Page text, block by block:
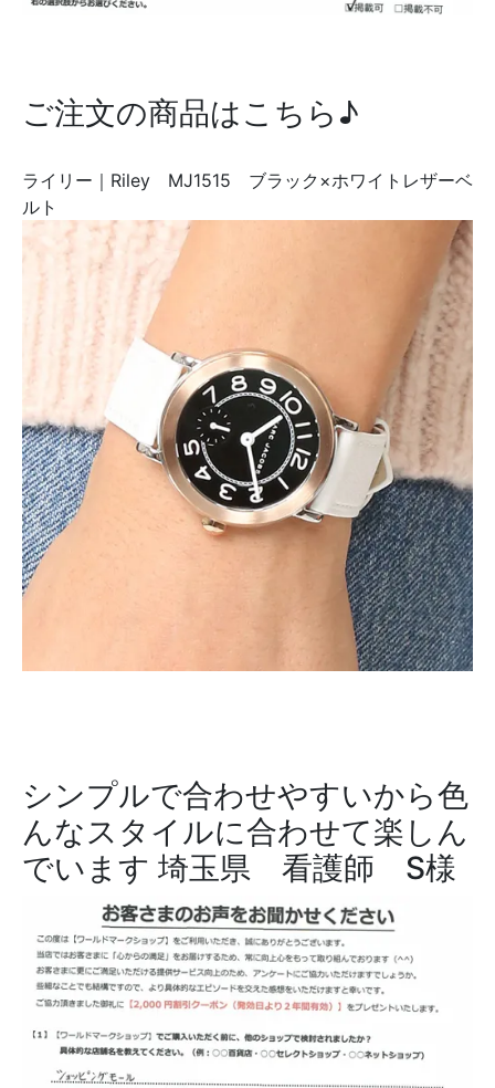
ご注文の商品はこちら♪
ライリー｜Riley MJ1515 ブラック×ホワイトレザーベ
ルト
シンプルで合わせやすいから色
んなスタイルに合わせて楽しん
でいます 埼玉県 看護師 S様